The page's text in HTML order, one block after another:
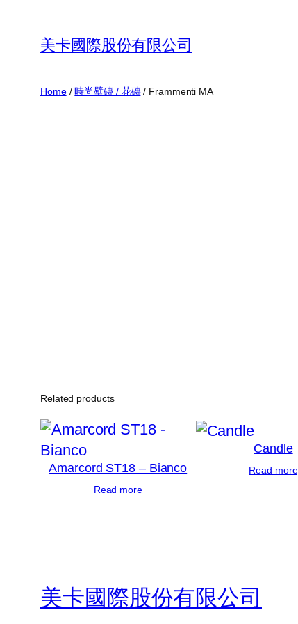
content
美卡國際股份有限公司
Home/時尚壁磚 / 花磚/ Frammenti MA
Related products
Amarcord ST18 – Bianco
Read more
Candle
Read more
美卡國際股份有限公司